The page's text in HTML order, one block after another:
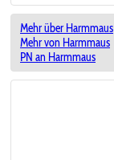
Mehr über Harmmaus
Mehr von Harmmaus
PN an Harmmaus